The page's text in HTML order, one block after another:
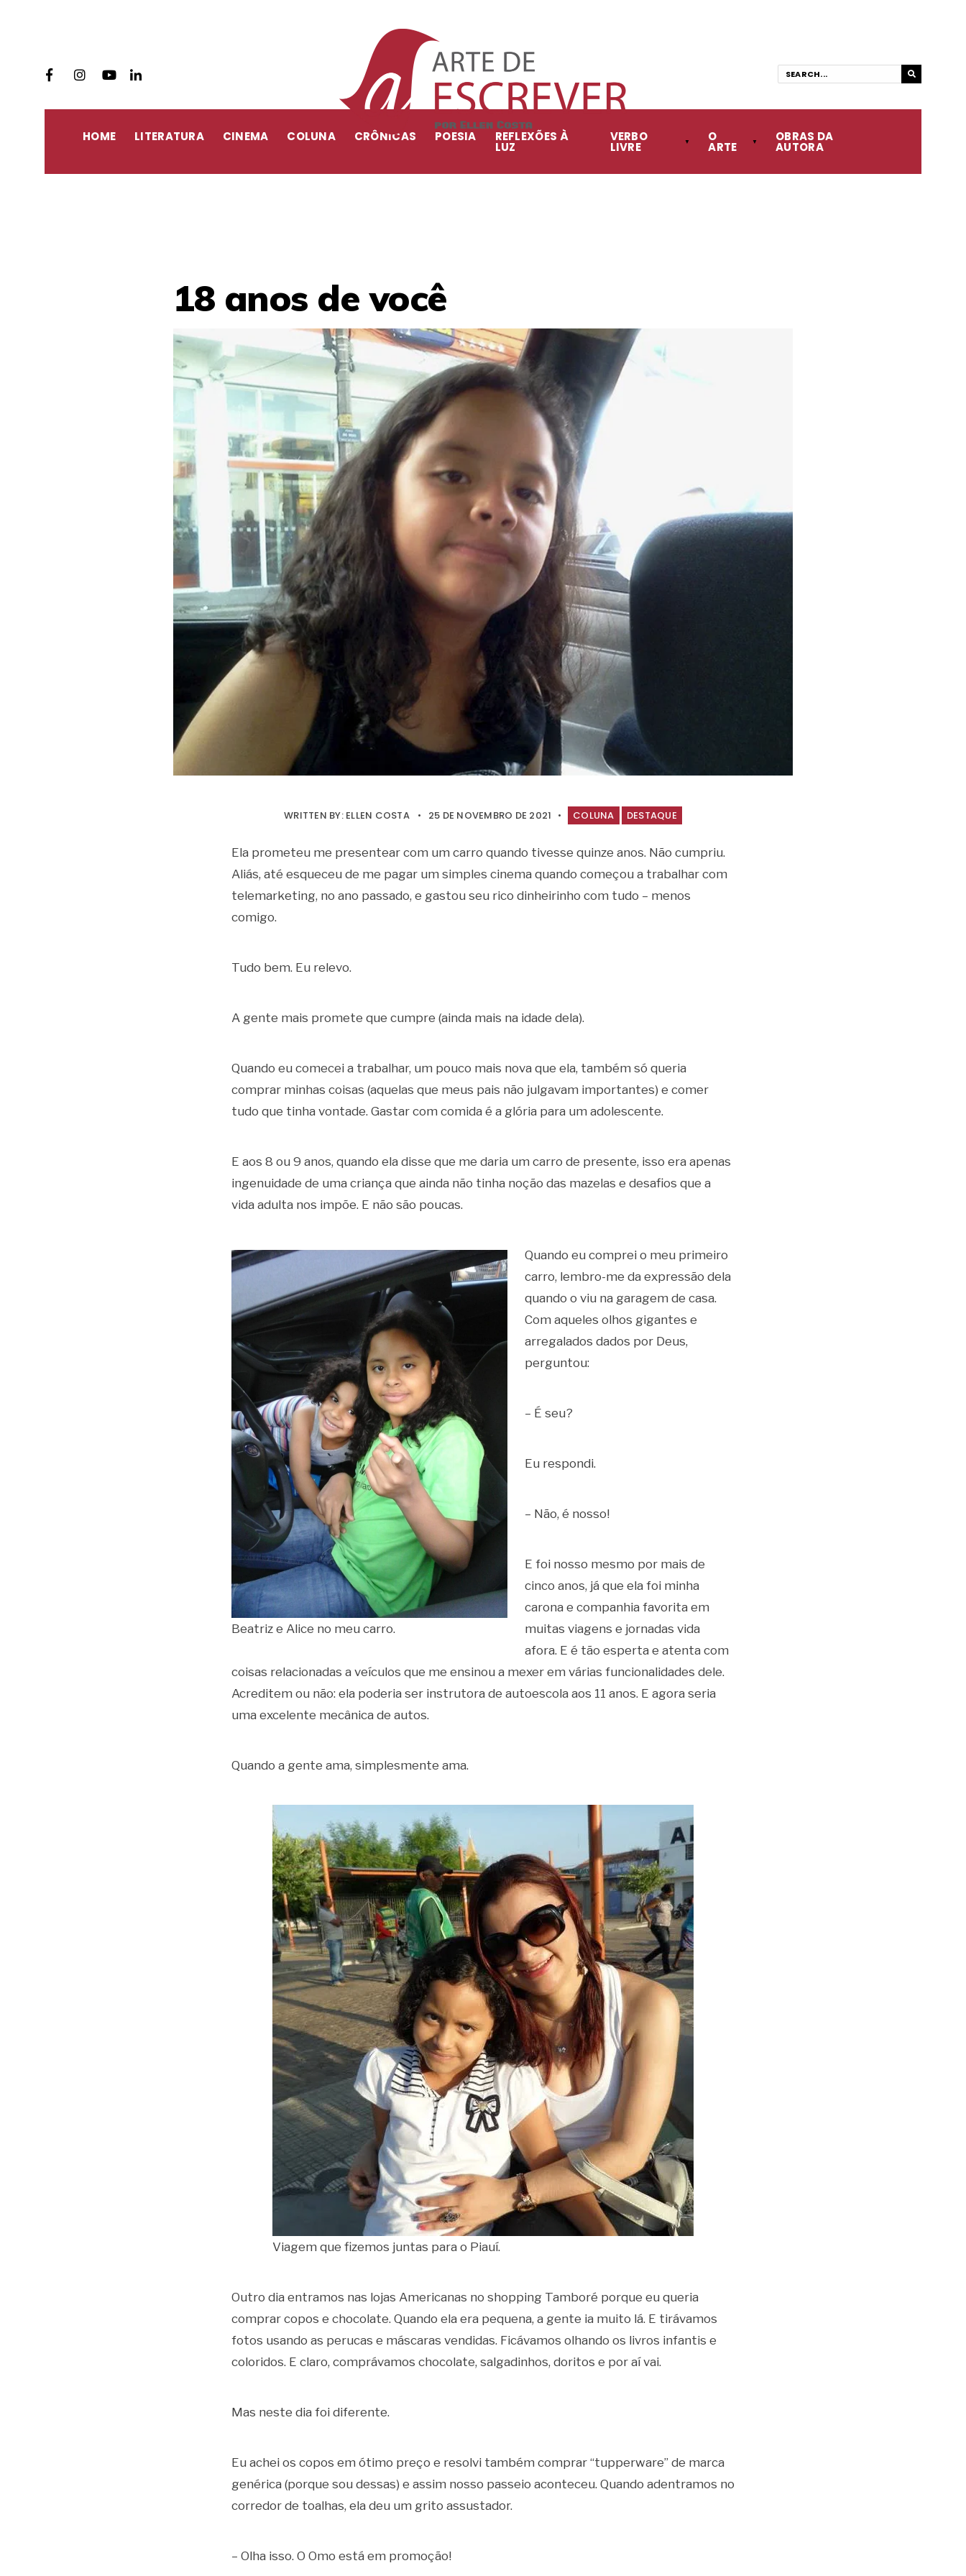
HOME LITERATURA CINEMA COLUNA CRÔNICAS POESIA REFLEXÕES À
LUZ
VERBO
LIVRE
O
ARTE
OBRAS DA
AUTORA
18 anos de você
WRITTEN BY: ELLEN COSTA • 25 DE NOVEMBRO DE 2021 • COLUNA DESTAQUE
Ela prometeu me presentear com um carro quando tivesse quinze anos. Não cumpriu.
Aliás, até esqueceu de me pagar um simples cinema quando começou a trabalhar com
telemarketing, no ano passado, e gastou seu rico dinheirinho com tudo – menos
comigo.
Tudo bem. Eu relevo.
A gente mais promete que cumpre (ainda mais na idade dela).
Quando eu comecei a trabalhar, um pouco mais nova que ela, também só queria
comprar minhas coisas (aquelas que meus pais não julgavam importantes) e comer
tudo que tinha vontade. Gastar com comida é a glória para um adolescente.
E aos 8 ou 9 anos, quando ela disse que me daria um carro de presente, isso era apenas
ingenuidade de uma criança que ainda não tinha noção das mazelas e desafios que a
vida adulta nos impõe. E não são poucas.
Beatriz e Alice no meu carro.
Quando eu comprei o meu primeiro
carro, lembro-me da expressão dela
quando o viu na garagem de casa.
Com aqueles olhos gigantes e
arregalados dados por Deus,
perguntou:
– É seu?
Eu respondi.
– Não, é nosso!
E foi nosso mesmo por mais de
cinco anos, já que ela foi minha
carona e companhia favorita em
muitas viagens e jornadas vida
afora. E é tão esperta e atenta com
coisas relacionadas a veículos que me ensinou a mexer em várias funcionalidades dele.
Acreditem ou não: ela poderia ser instrutora de autoescola aos 11 anos. E agora seria
uma excelente mecânica de autos.
Quando a gente ama, simplesmente ama.
Viagem que fizemos juntas para o Piauí.
Outro dia entramos nas lojas Americanas no shopping Tamboré porque eu queria
comprar copos e chocolate. Quando ela era pequena, a gente ia muito lá. E tirávamos
fotos usando as perucas e máscaras vendidas. Ficávamos olhando os livros infantis e
coloridos. E claro, comprávamos chocolate, salgadinhos, doritos e por aí vai.
Mas neste dia foi diferente.
Eu achei os copos em ótimo preço e resolvi também comprar “tupperware” de marca
genérica (porque sou dessas) e assim nosso passeio aconteceu. Quando adentramos no
corredor de toalhas, ela deu um grito assustador.
– Olha isso. O Omo está em promoção!